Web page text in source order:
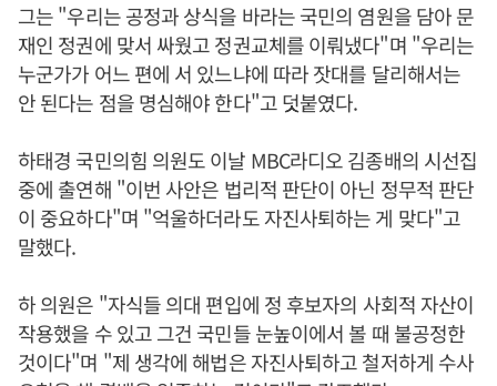
그는 "우리는 공정과 상식을 바라는 국민의 염원을 담아 문
재인 정권에 맞서 싸웠고 정권교체를 이뤄냈다"며 "우리는
누군가가 어느 편에 서 있느냐에 따라 잣대를 달리해서는
안 된다는 점을 명심해야 한다"고 덧붙였다.
하태경 국민의힘 의원도 이날 MBC라디오 김종배의 시선집
중에 출연해 "이번 사안은 법리적 판단이 아닌 정무적 판단
이 중요하다"며 "억울하더라도 자진사퇴하는 게 맞다"고
말했다.
하 의원은 "자식들 의대 편입에 정 후보자의 사회적 자산이
작용했을 수 있고 그건 국민들 눈높이에서 볼 때 불공정한
것이다"며 "제 생각에 해법은 자진사퇴하고 철저하게 수사